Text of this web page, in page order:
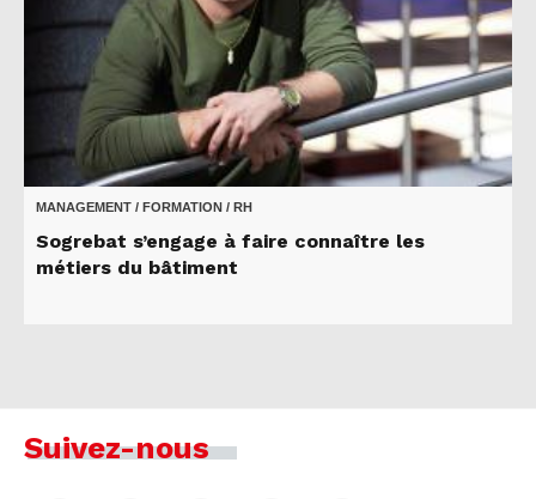
MANAGEMENT / FORMATION / RH
Sogrebat s’engage à faire connaître les
métiers du bâtiment
Suivez-nous